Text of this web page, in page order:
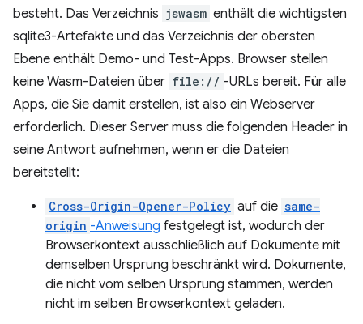
besteht. Das Verzeichnis jswasm enthält die wichtigsten
sqlite3-Artefakte und das Verzeichnis der obersten
Ebene enthält Demo- und Test-Apps. Browser stellen
keine Wasm-Dateien über file:// -URLs bereit. Für alle
Apps, die Sie damit erstellen, ist also ein Webserver
erforderlich. Dieser Server muss die folgenden Header in
seine Antwort aufnehmen, wenn er die Dateien
bereitstellt:
Cross-Origin-Opener-Policy auf die same-
origin -Anweisung festgelegt ist, wodurch der
Browserkontext ausschließlich auf Dokumente mit
demselben Ursprung beschränkt wird. Dokumente,
die nicht vom selben Ursprung stammen, werden
nicht im selben Browserkontext geladen.